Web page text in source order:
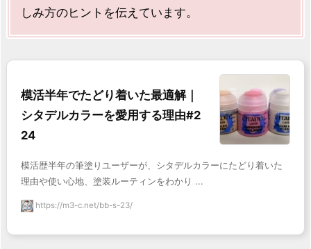
しみ方のヒントを伝えています。
模活半年でたどり着いた最適解｜
シタデルカラーを愛用する理由#2
24
模活歴半年の筆塗りユーザーが、シタデルカラーにたどり着いた
理由や使い心地、塗装ルーティンをわかり ...
https://m3-c.net/bb-s-23/